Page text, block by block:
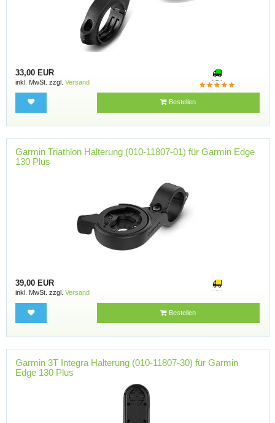
33,00 EUR
inkl. MwSt. zzgl. Versand
Bestellen
Garmin Triathlon Halterung (010-11807-01) für Garmin Edge
130 Plus
39,00 EUR
inkl. MwSt. zzgl. Versand
Bestellen
Garmin 3T Integra Halterung (010-11807-30) für Garmin
Edge 130 Plus